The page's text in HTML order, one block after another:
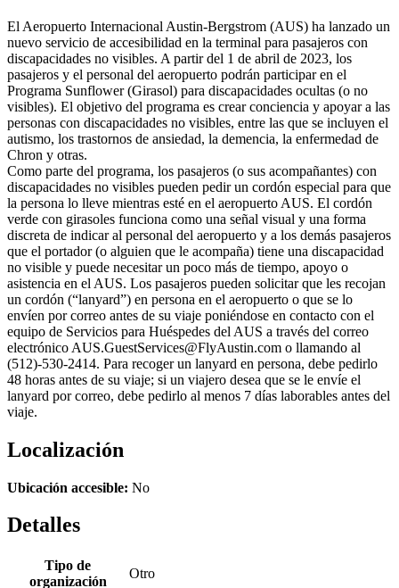
El Aeropuerto Internacional Austin-Bergstrom (AUS) ha lanzado un
nuevo servicio de accesibilidad en la terminal para pasajeros con
discapacidades no visibles. A partir del 1 de abril de 2023, los
pasajeros y el personal del aeropuerto podrán participar en el
Programa Sunflower (Girasol) para discapacidades ocultas (o no
visibles). El objetivo del programa es crear conciencia y apoyar a las
personas con discapacidades no visibles, entre las que se incluyen el
autismo, los trastornos de ansiedad, la demencia, la enfermedad de
Chron y otras.
Como parte del programa, los pasajeros (o sus acompañantes) con
discapacidades no visibles pueden pedir un cordón especial para que
la persona lo lleve mientras esté en el aeropuerto AUS. El cordón
verde con girasoles funciona como una señal visual y una forma
discreta de indicar al personal del aeropuerto y a los demás pasajeros
que el portador (o alguien que le acompaña) tiene una discapacidad
no visible y puede necesitar un poco más de tiempo, apoyo o
asistencia en el AUS. Los pasajeros pueden solicitar que les recojan
un cordón (“lanyard”) en persona en el aeropuerto o que se lo
envíen por correo antes de su viaje poniéndose en contacto con el
equipo de Servicios para Huéspedes del AUS a través del correo
electrónico AUS.GuestServices@FlyAustin.com o llamando al
(512)-530-2414. Para recoger un lanyard en persona, debe pedirlo
48 horas antes de su viaje; si un viajero desea que se le envíe el
lanyard por correo, debe pedirlo al menos 7 días laborables antes del
viaje.
Localización
Ubicación accesible: No
Detalles
Tipo de
organización
Otro